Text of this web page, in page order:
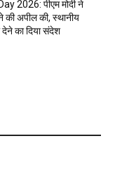
2026: पीएम मोदी ने
की अपील की, स्थानीय
देने का दिया संदेश